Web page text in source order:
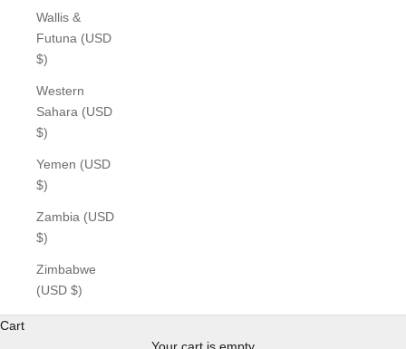
Wallis &
Futuna (USD
$)
Western
Sahara (USD
$)
Yemen (USD
$)
Zambia (USD
$)
Zimbabwe
(USD $)
Cart
Your cart is empty